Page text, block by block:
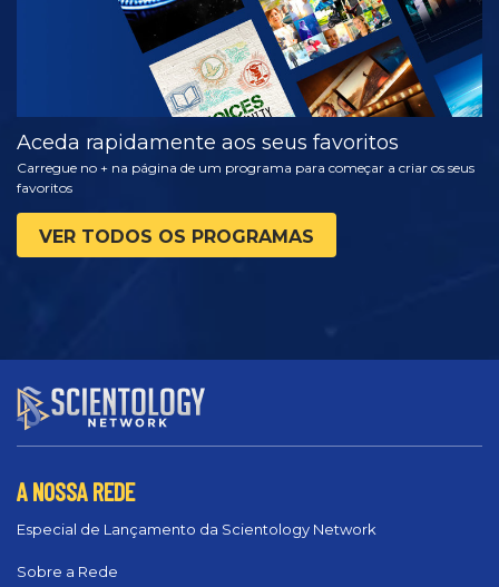
Aceda rapidamente aos seus favoritos
Carregue no + na página de um programa para começar a criar os seus
favoritos
VER TODOS OS PROGRAMAS
A NOSSA REDE
Especial de Lançamento da Scientology Network
Sobre a Rede